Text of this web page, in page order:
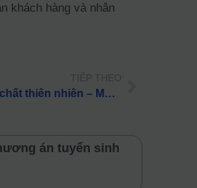
khách hàng và nhân
Định hướng nghề nghiệp: Ngành Dược liệu và hợp chất thiên nhiên – Mức lương và lộ trình học
án tuyển sinh